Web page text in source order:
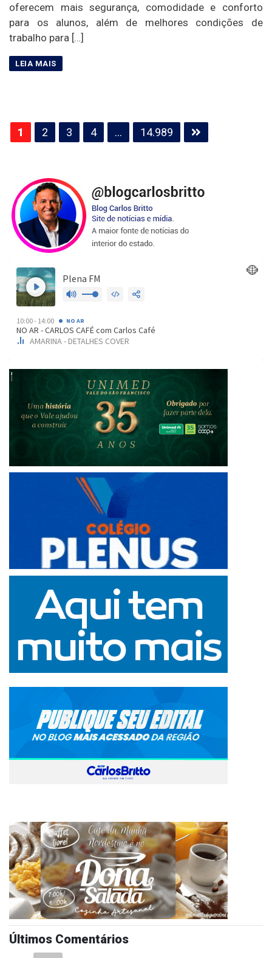
oferecem mais segurança, comodidade e conforto
para os alunos, além de melhores condições de
trabalho para […]
Paginação
de
1 2 3 4 … 14.989
Últimos Comentários